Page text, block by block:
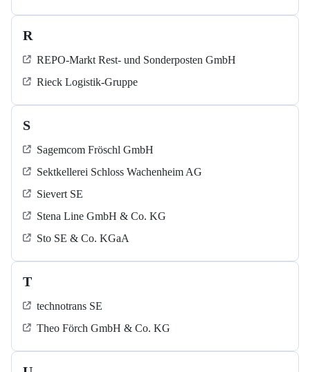
R
REPO-Markt Rest- und Sonderposten GmbH
Rieck Logistik-Gruppe
S
Sagemcom Fröschl GmbH
Sektkellerei Schloss Wachenheim AG
Sievert SE
Stena Line GmbH & Co. KG
Sto SE & Co. KGaA
T
technotrans SE
Theo Förch GmbH & Co. KG